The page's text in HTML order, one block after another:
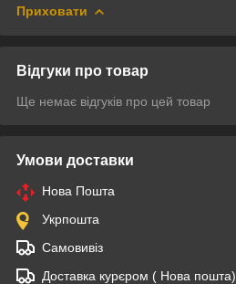
Приховати
Відгуки про товар
Ще немає відгуків про цей товар
Умови доставки
Нова Пошта
Укрпошта
Самовивіз
Доставка курєром ( Нова пошта)